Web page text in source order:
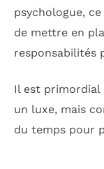
psychologue,
de mettre en
responsabilités
Il est primordial
un luxe, mais
du temps pour